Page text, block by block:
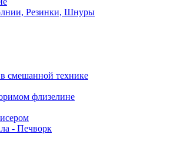
Резинки, Шнуры
смешанной технике
флизелине
- Печворк